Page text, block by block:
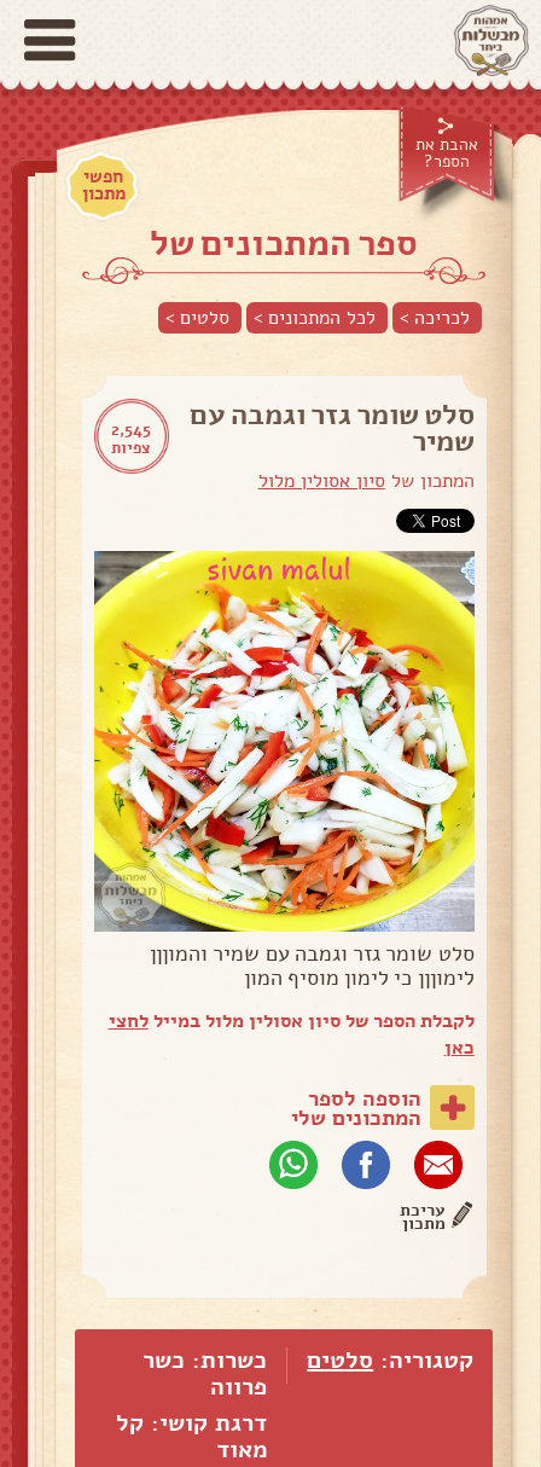
אהבת את
הספר?
חפשי
מתכון
ספר המתכונים של
לכריכה > לכל המתכונים > סלטים>
2,545
צפיות
סלט שומר גזר וגמבה עם
שמיר
המתכון שלסיון אסולין מלול
סלט שומר גזר וגמבה עם שמיר והמוןןן
לימוןןן כי לימון מוסיף המון
לקבלת הספר של סיון אסולין מלול במייללחצי
כאן
הוספה לספר
המתכונים שלי
עריכת
מתכון
קטגוריה: סלטים
כשרות: כשר
פרווה
דרגת קושי: קל
מאוד